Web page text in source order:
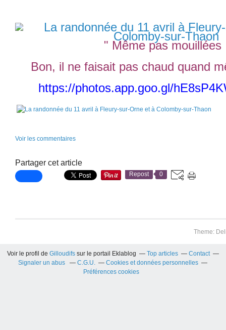
" Même pas mouillées
Bon, il ne faisait pas chaud quand
https://photos.app.goo.gl/
Voir les commentaires
Partager cet article
Repost 0
Theme:
Voir le profil de Gilloudifs sur le portail Eklablog Top articles
Contact
Signaler un abus
C.G.U.
Cookies et données personnelles
Préférences cookies